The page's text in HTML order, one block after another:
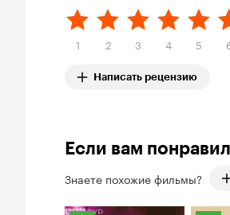
1 2 3 4 5
Написать рецензию
Если вам
Знаете похожие фильмы?